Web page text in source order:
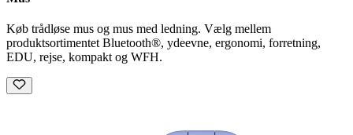
Køb trådløse mus og mus med ledning. Vælg mellem
produktsortimentet Bluetooth®, ydeevne, ergonomi, forretning,
EDU, rejse, kompakt og WFH.